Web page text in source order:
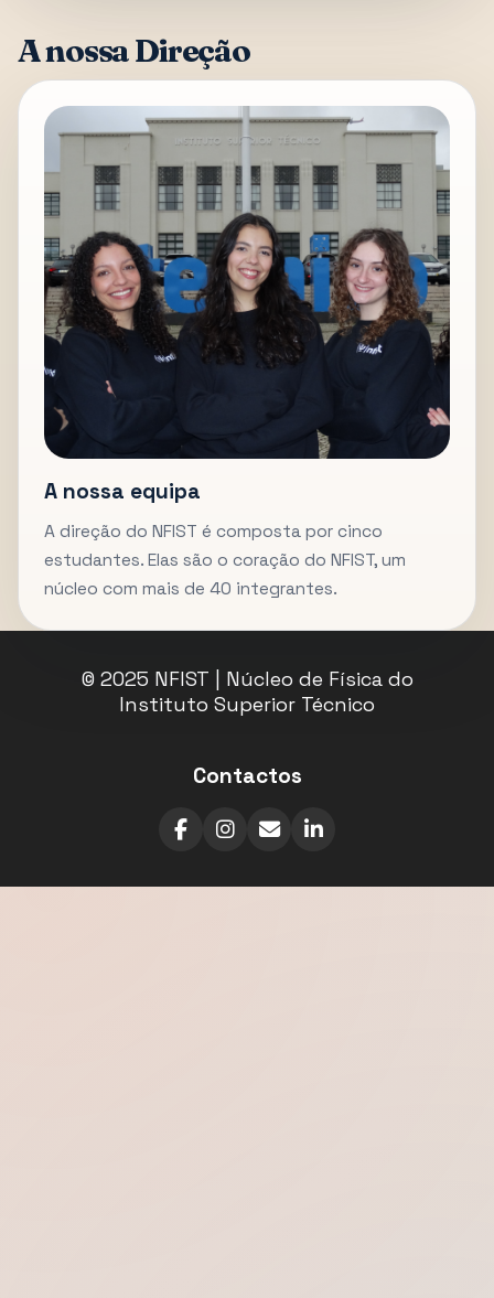
A nossa Direção
A nossa equipa
A direção do NFIST é composta por cinco
estudantes. Elas são o coração do NFIST, um
núcleo com mais de 40 integrantes.
© 2025 NFIST | Núcleo de Física do
Instituto Superior Técnico
Contactos